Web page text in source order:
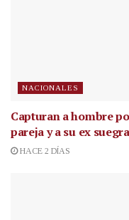
NACIONALES
Capturan a hombre
pareja y a su ex
HACE 2 DÍAS